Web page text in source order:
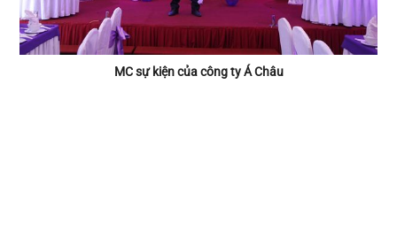
MC sự kiện của công ty Á Châu